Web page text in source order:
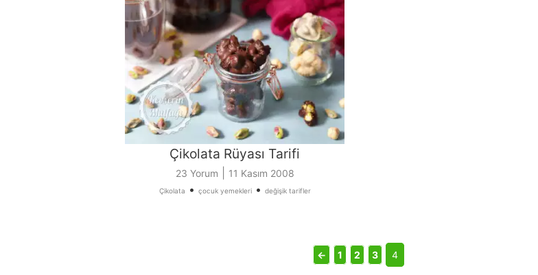
Çikolata Rüyası Tarifi
23 Yorum 11 Kasım 2008
Çikolata • çocuk yemekleri• değişik tarifler
← 1 2 3 4